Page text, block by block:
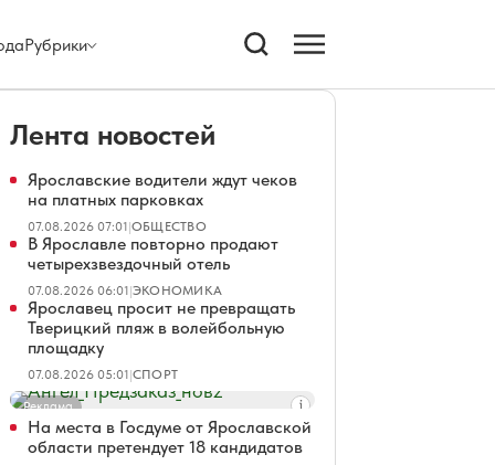
Рубрики
Лента новостей
Ярославские водители ждут чеков
на платных парковках
07.08.2026 07:01|ОБЩЕСТВО
В Ярославле повторно продают
четырехзвездочный отель
07.08.2026 06:01|ЭКОНОМИКА
Ярославец просит не превращать
Тверицкий пляж в волейбольную
площадку
07.08.2026 05:01|СПОРТ
Реклама
На места в Госдуме от Ярославской
области претендует 18 кандидатов